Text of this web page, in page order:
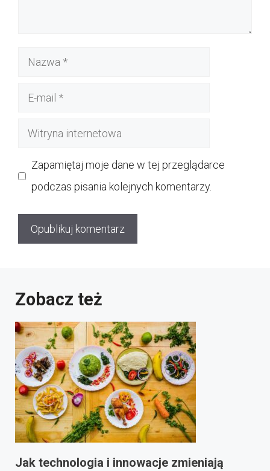
Nazwa
Witryna
Zapamiętaj moje dane w tej przeglądarce
podczas pisania kolejnych komentarzy.
Zobacz też
Jak technologia i innowacje zmieniają